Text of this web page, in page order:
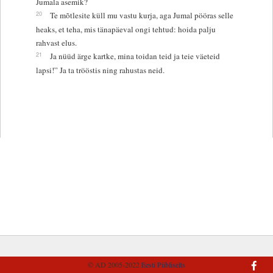
20
Te mõtlesite küll mu vastu kurja, aga Jumal pööras selle
heaks, et teha, mis tänapäeval ongi tehtud: hoida palju
rahvast elus.
21
Ja nüüd ärge kartke, mina toidan teid ja teie väeteid
lapsi!” Ja ta trööstis ning rahustas neid.
© AD 2005-2022Eesti Piibliselts